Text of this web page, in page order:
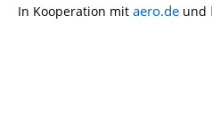
In Kooperation mit aero.de und